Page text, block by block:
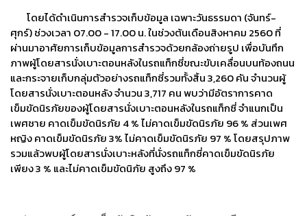
โดยได้ดําเนินการสํารวจเก็บข้อมูล เฉพาะวันธรรมดา (จันทร์-
ศุกร์) ช่วงเวลา 07.00 - 17.00 น. ในช่วงต้นเดือนสิงหาคม 2560 ที่
ผ่านมาอาศัยการเก็บข้อมูลการสํารวจด้วยกล้องถ่ายรูป เพื่อบันทึก
ภาพผู้โดยสารนั่งเบาะตอนหลังในรถแท็กซี่ขณะขับเคลื่อนบนท้องถนน
และกระจายเก็บกลุ่มตัวอย่างรถแท็กซี่รวมทั้งสิ้น 3,260 คัน จํานวนผู้
โดยสารนั่งเบาะตอนหลัง จำนวน 3,717 คน พบว่ามีอัตราการคาด
เข็มขัดนิรภัยของผู้โดยสารนั่งเบาะตอนหลังในรถแท็กซี่ จำแนกเป็น
เพศชาย คาดเข็มขัดนิรภัย 4 % ไม่คาดเข็มขัดนิรภัย 96 % ส่วนเพศ
หญิง คาดเข็มขัดนิรภัย 3% ไม่คาดเข็มขัดนิรภัย 97 % โดยสรุปภาพ
รวมแล้วพบผู้โดยสารนั่งเบาะหลังที่นั่งรถแท็กซี่คาดเข็มขัดนิรภัย
เพียง 3 % และไม่คาดเข็มขัดนิภัย สูงถึง 97 %